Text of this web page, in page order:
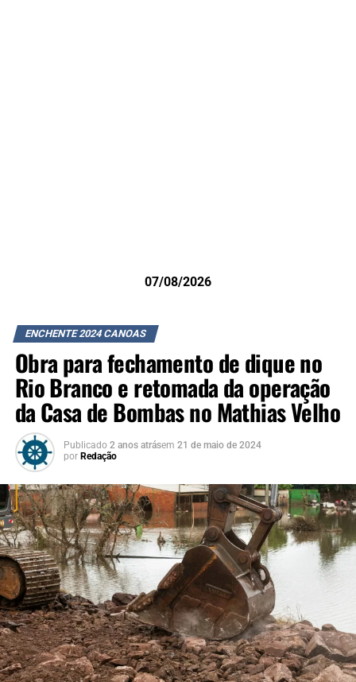
07/08/2026
ENCHENTE 2024 CANOAS
Obra para fechamento de dique no
Rio Branco e retomada da operação
da Casa de Bombas no Mathias Velho
Publicado 2 anos atrásem 21 de maio de 2024
por Redação